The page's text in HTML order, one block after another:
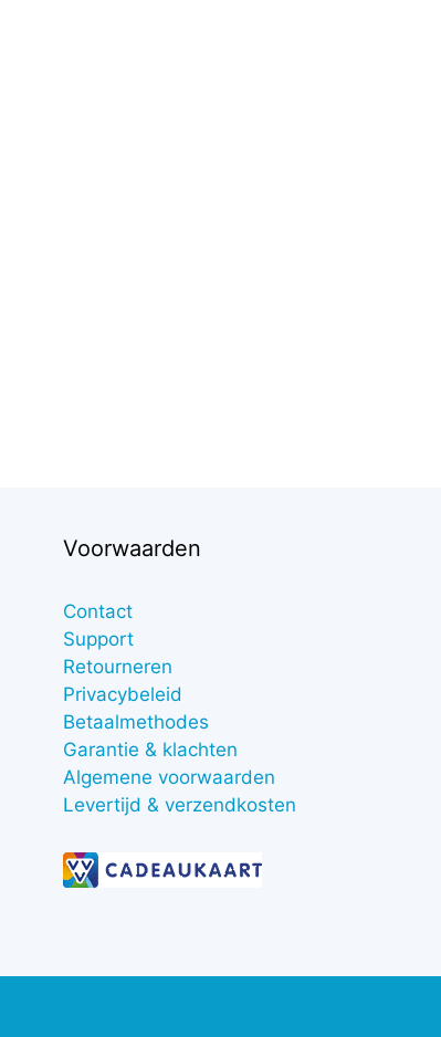
Voorwaarden
Contact
Support
Retourneren
Privacybeleid
Betaalmethodes
Garantie & klachten
Algemene voorwaarden
Levertijd & verzendkosten